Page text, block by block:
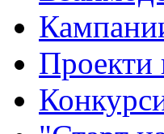
Проекти